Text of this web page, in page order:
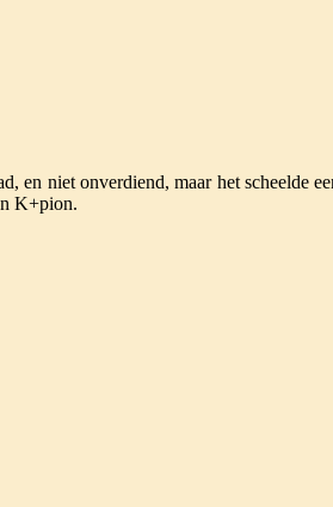
en niet onverdiend, maar het scheelde
K+pion.